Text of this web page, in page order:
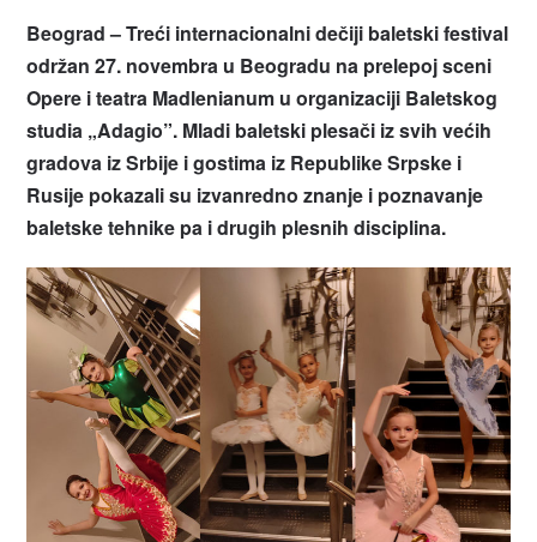
Beograd – Treći internacionalni dečiji baletski festival
održan 27. novembra u Beogradu na prelepoj sceni
Opere i teatra Madlenianum u organizaciji Baletskog
studia „Adagio”. Mladi baletski plesači iz svih većih
gradova iz Srbije i gostima iz Republike Srpske i
Rusije pokazali su izvanredno znanje i poznavanje
baletske tehnike pa i drugih plesnih disciplina.